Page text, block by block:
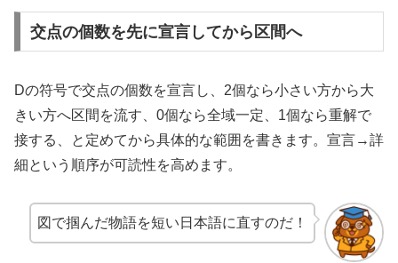
交点の個数を先に宣言してから区間へ
Dの符号で交点の個数を宣言し、2個なら小さい方から大
きい方へ区間を流す、0個なら全域一定、1個なら重解で
接する、と定めてから具体的な範囲を書きます。宣言→詳
細という順序が可読性を高めます。
図で掴んだ物語を短い日本語に直すのだ！